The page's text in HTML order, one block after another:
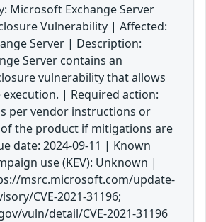
Microsoft Exchange Server
Vulnerability | Affected:
Server | Description:
Server contains an
vulnerability that allows
| Required action:
per vendor instructions or
the product if mitigations are
date: 2024-09-11 | Known
use (KEV): Unknown |
msrc.microsoft.com/update-
CVE-2021-31196;
vuln/detail/CVE-2021-31196